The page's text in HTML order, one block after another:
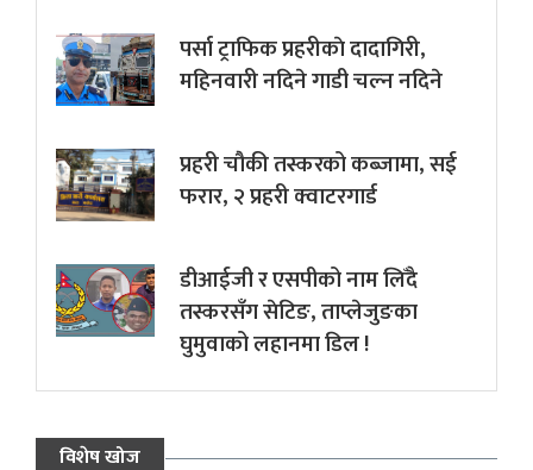
पर्सा ट्राफिक प्रहरीकाे दादागिरी,
महिनवारी नदिने गाडी चल्न नदिने
प्रहरी चौकी तस्करको कब्जामा, सई
फरार, २ प्रहरी क्वाटरगार्ड
डीआईजी र एसपीको नाम लिँदै
तस्करसँग सेटिङ, ताप्लेजुङका
घुमुवाको लहानमा डिल !
विशेष खोज